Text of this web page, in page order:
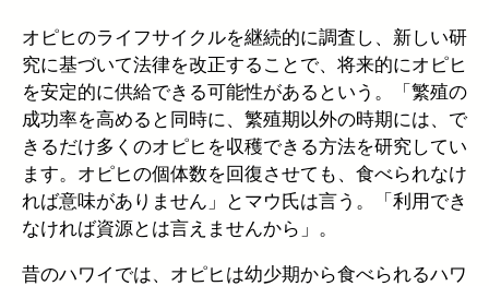
オピヒのライフサイクルを継続的に調査し、新しい研
究に基づいて法律を改正することで、将来的にオピヒ
を安定的に供給できる可能性があるという。「繁殖の
成功率を高めると同時に、繁殖期以外の時期には、で
きるだけ多くのオピヒを収穫できる方法を研究してい
ます。オピヒの個体数を回復させても、食べられなけ
れば意味がありません」とマウ氏は言う。「利用でき
なければ資源とは言えませんから」。
昔のハワイでは、オピヒは幼少期から食べられるハワ